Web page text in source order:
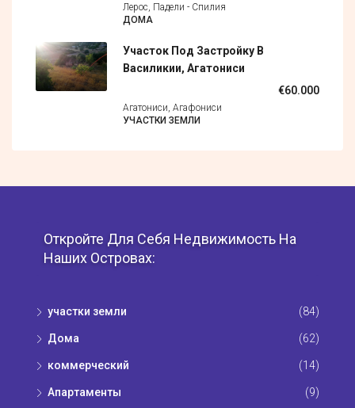
Лерос, Падели - Спилия
ДОМА
Участок Под Застройку В
Василикии, Агатониси
€60.000
Агатониси, Агафониси
УЧАСТКИ ЗЕМЛИ
Откройте Для Себя Недвижимость На
Наших Островах:
участки земли (84)
Дома (62)
коммерческий (14)
Апартаменты (9)